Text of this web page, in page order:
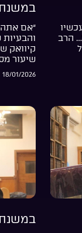
הרב
“אם אתה
והבעיות
קיוואק
שיעור
18/01/2026